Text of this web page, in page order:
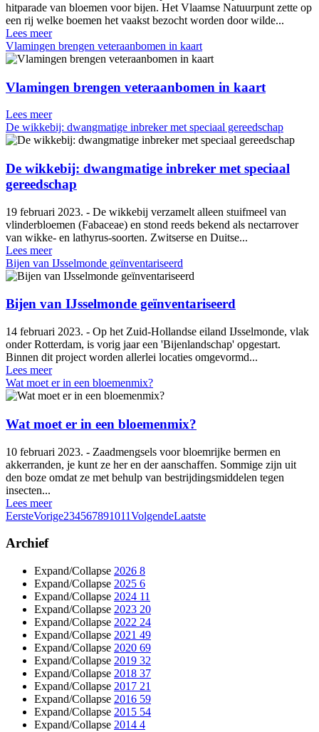
hitparade van bloemen voor bijen. Het Vlaamse Natuurpunt zette op
een rij welke boemen het vaakst bezocht worden door wilde...
Lees meer
Vlamingen brengen veteraanbomen in kaart
Vlamingen brengen veteraanbomen in kaart
Lees meer
De wikkebij: dwangmatige inbreker met speciaal gereedschap
De wikkebij: dwangmatige inbreker met speciaal
gereedschap
19 februari 2023. - De wikkebij verzamelt alleen stuifmeel van
vlinderbloemen (Fabaceae) en stond reeds bekend als nectarrover
van wikke- en lathyrus-soorten. Zwitserse en Duitse...
Lees meer
Bijen van IJsselmonde geïnventariseerd
Bijen van IJsselmonde geïnventariseerd
14 februari 2023. - Op het Zuid-Hollandse eiland IJsselmonde, vlak
onder Rotterdam, is vorig jaar een 'Bijenlandschap' opgestart.
Binnen dit project worden allerlei locaties omgevormd...
Lees meer
Wat moet er in een bloemenmix?
Wat moet er in een bloemenmix?
10 februari 2023. - Zaadmengsels voor bloemrijke bermen en
akkerranden, je kunt ze her en der aanschaffen. Sommige zijn uit
den boze omdat ze met behulp van bestrijdingsmiddelen tegen
insecten...
Lees meer
EersteVorige234567891011VolgendeLaatste
Archief
Expand/Collapse 2026 8
Expand/Collapse 2025 6
Expand/Collapse 2024 11
Expand/Collapse 2023 20
Expand/Collapse 2022 24
Expand/Collapse 2021 49
Expand/Collapse 2020 69
Expand/Collapse 2019 32
Expand/Collapse 2018 37
Expand/Collapse 2017 21
Expand/Collapse 2016 59
Expand/Collapse 2015 54
Expand/Collapse 2014 4